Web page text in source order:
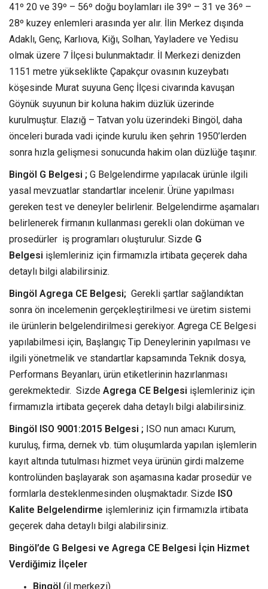
41º 20 ve 39º – 56º doğu boylamları ile 39º – 31 ve 36º –
28º kuzey enlemleri arasında yer alır. İlin Merkez dışında
Adaklı, Genç, Karlıova, Kiğı, Solhan, Yayladere ve Yedisu
olmak üzere 7 İlçesi bulunmaktadır. İl Merkezi denizden
1151 metre yükseklikte Çapakçur ovasının kuzeybatı
köşesinde Murat suyuna Genç İlçesi civarında kavuşan
Göynük suyunun bir koluna hakim düzlük üzerinde
kurulmuştur. Elazığ – Tatvan yolu üzerindeki Bingöl, daha
önceleri burada vadi içinde kurulu iken şehrin 1950’lerden
sonra hızla gelişmesi sonucunda hakim olan düzlüğe taşınır.
Bingöl G Belgesi ; G Belgelendirme yapılacak ürünle ilgili
yasal mevzuatlar standartlar incelenir. Ürüne yapılması
gereken test ve deneyler belirlenir. Belgelendirme aşamaları
belirlenerek firmanın kullanması gerekli olan doküman ve
prosedürler iş programları oluşturulur. Sizde G
Belgesi işlemleriniz için firmamızla irtibata geçerek daha
detaylı bilgi alabilirsiniz.
Bingöl Agrega CE Belgesi; Gerekli şartlar sağlandıktan
sonra ön incelemenin gerçekleştirilmesi ve üretim sistemi
ile ürünlerin belgelendirilmesi gerekiyor. Agrega CE Belgesi
yapılabilmesi için, Başlangıç Tip Deneylerinin yapılması ve
ilgili yönetmelik ve standartlar kapsamında Teknik dosya,
Performans Beyanları, ürün etiketlerinin hazırlanması
gerekmektedir. Sizde Agrega CE Belgesi işlemleriniz için
firmamızla irtibata geçerek daha detaylı bilgi alabilirsiniz.
Bingöl ISO 9001:2015 Belgesi ; ISO nun amacı Kurum,
kuruluş, firma, dernek vb. tüm oluşumlarda yapılan işlemlerin
kayıt altında tutulması hizmet veya ürünün girdi malzeme
kontrolünden başlayarak son aşamasına kadar prosedür ve
formlarla desteklenmesinden oluşmaktadır. Sizde ISO
Kalite Belgelendirme işlemleriniz için firmamızla irtibata
geçerek daha detaylı bilgi alabilirsiniz.
Bingöl’de G Belgesi ve Agrega CE Belgesi İçin Hizmet
Verdiğimiz İlçeler
Bingöl (il merkezi)